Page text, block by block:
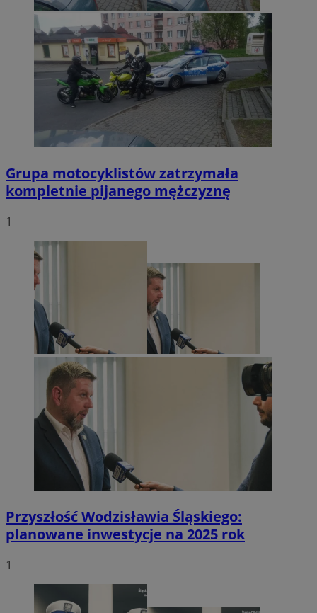
Grupa motocyklistów zatrzymała
kompletnie pijanego mężczyznę
1
Przyszłość Wodzisławia Śląskiego:
planowane inwestycje na 2025 rok
1